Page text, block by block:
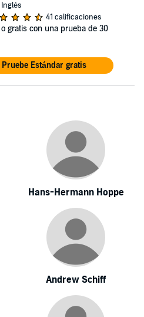
Inglés
41 calificaciones
o gratis con una prueba de 30
Pruebe Estándar gratis
Hans-Hermann Hoppe
Andrew Schiff